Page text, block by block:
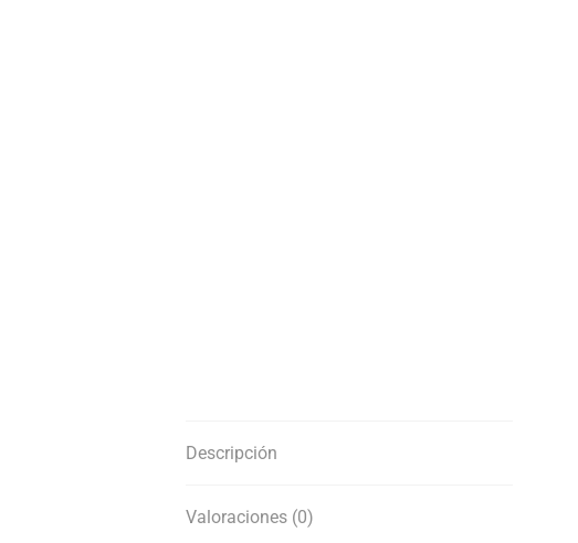
Descripción
Valoraciones (0)